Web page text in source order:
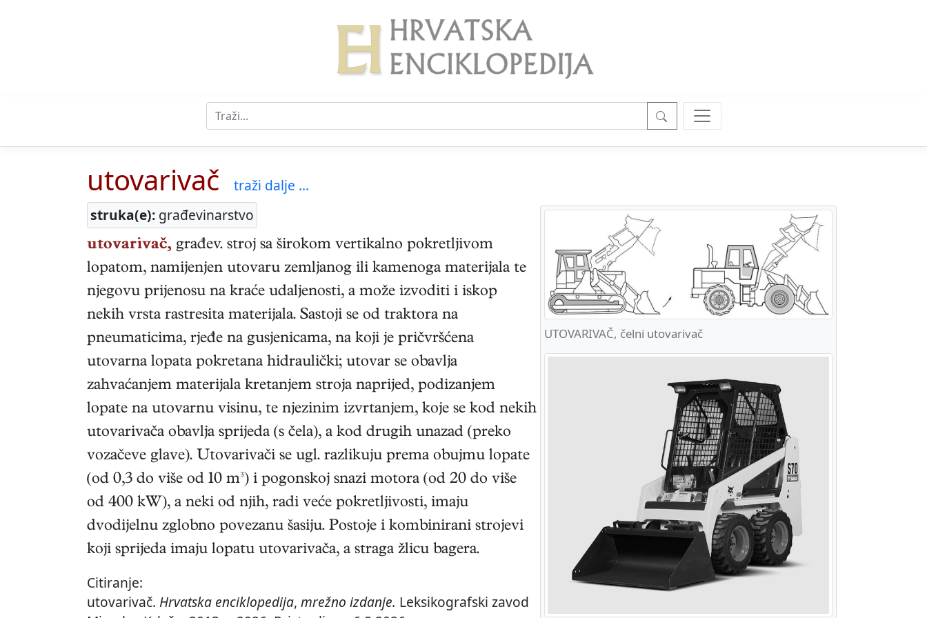
utovarivač
traži dalje ...
struka(e): građevinarstvo
UTOVARIVAČ, čelni utovarivač
utovarivač, građev. stroj sa širokom vertikalno pokretljivom
lopatom, namijenjen utovaru zemljanog ili kamenoga materijala te
njegovu prijenosu na kraće udaljenosti, a može izvoditi i iskop
nekih vrsta rastresita materijala. Sastoji se od traktora na
pneumaticima, rjeđe na gusjenicama, na koji je pričvršćena
utovarna lopata pokretana hidraulički; utovar se obavlja
zahvaćanjem materijala kretanjem stroja naprijed, podizanjem
lopate na utovarnu visinu, te njezinim izvrtanjem, koje se kod nekih
utovarivača obavlja sprijeda (s čela), a kod drugih unazad (preko
vozačeve glave). Utovarivači se ugl. razlikuju prema obujmu lopate
(od 0,3 do više od 10 m³) i pogonskoj snazi motora (od 20 do više
od 400 kW), a neki od njih, radi veće pokretljivosti, imaju
dvodijelnu zglobno povezanu šasiju. Postoje i kombinirani strojevi
koji sprijeda imaju lopatu utovarivača, a straga žlicu bagera.
Citiranje:
utovarivač. Hrvatska enciklopedija, mrežno izdanje. Leksikografski zavod